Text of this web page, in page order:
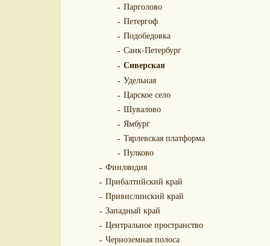
Парголово
Петергоф
Подобедовка
Санк-Петербург
Сиверская
Удельная
Царское село
Шувалово
Ямбург
Тярлевская платформа
Пулково
Финляндия
Прибалтийский край
Привислинский край
Западный край
Центральное пространство
Черноземная полоса